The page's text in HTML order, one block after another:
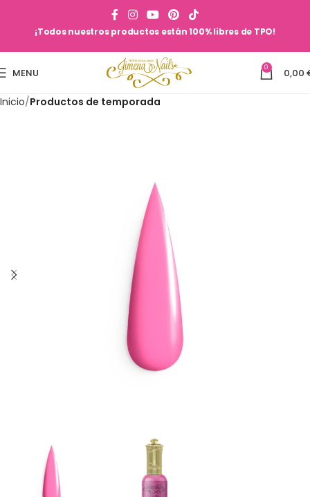
¡Todos nuestros productos están 100% libres de TPO!
MENU 0 0,00
Inicio Productos de temporada